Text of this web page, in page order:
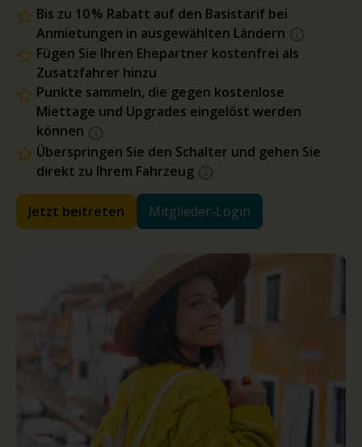
Bis zu 10 % Rabatt auf den Basistarif bei
Anmietungen in ausgewählten Ländern
Fügen Sie Ihren Ehepartner kostenfrei als
Zusatzfahrer hinzu
Punkte sammeln, die gegen kostenlose
Miettage und Upgrades eingelöst werden
können
Überspringen Sie den Schalter und gehen Sie
direkt zu Ihrem Fahrzeug
Jetzt beitreten Mitglieder-Login